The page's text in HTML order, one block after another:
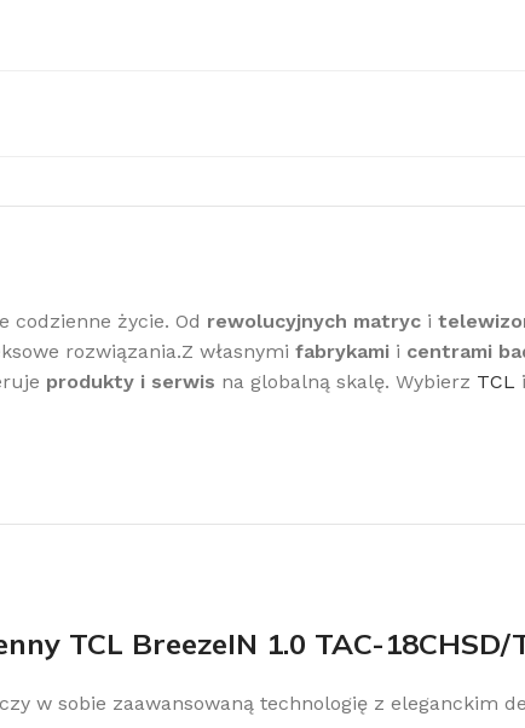
codzienne życie. Od rewolucyjnych matryc i
rozwiązania.Z własnymi fabrykami i centrami
produkty i serwis na globalną skalę. Wybierz TCL
TCL BreezeIN 1.0 TAC-
w sobie zaawansowaną technologię z eleganckim